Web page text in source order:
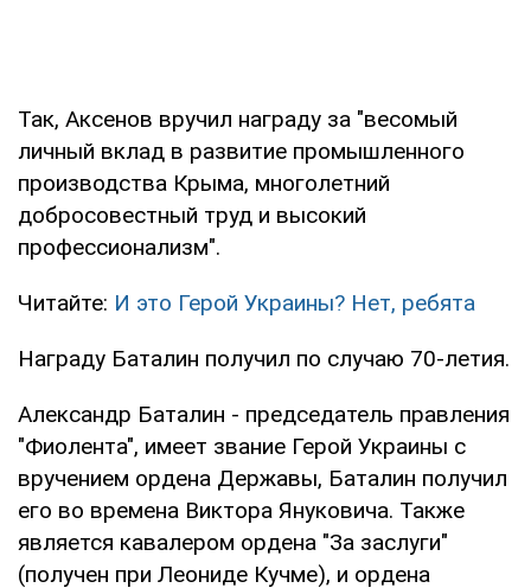
Так, Аксенов вручил награду за "весомый
личный вклад в развитие промышленного
производства Крыма, многолетний
добросовестный труд и высокий
профессионализм".
Читайте: И это Герой Украины? Нет, ребята
Награду Баталин получил по случаю 70-летия.
Александр Баталин - председатель правления
"Фиолента", имеет звание Герой Украины с
вручением ордена Державы, Баталин получил
его во времена Виктора Януковича. Также
является кавалером ордена "За заслуги"
(получен при Леониде Кучме), и ордена